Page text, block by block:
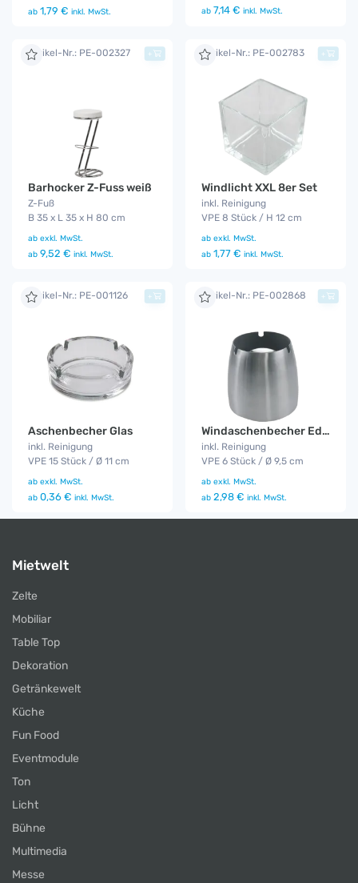
ab 1,79 € inkl. MwSt.
ab 7,14 € inkl. MwSt.
Artikel-Nr.: PE-002327
Barhocker Z-Fuss weiß
Z-Fuß
B 35 x L 35 x H 80 cm
ab exkl. MwSt.
ab 9,52 € inkl. MwSt.
+ Artikel-Nr.: PE-002783
Windlicht XXL 8er Set
inkl. Reinigung
VPE 8 Stück / H 12 cm
ab exkl. MwSt.
ab 1,77 € inkl. MwSt.
+
Artikel-Nr.: PE-001126
Aschenbecher Glas
inkl. Reinigung
VPE 15 Stück / Ø 11 cm
ab exkl. MwSt.
ab 0,36 € inkl. MwSt.
+ Artikel-Nr.: PE-002868
Windaschenbecher Edelstahl
inkl. Reinigung
VPE 6 Stück / Ø 9,5 cm
ab exkl. MwSt.
ab 2,98 € inkl. MwSt.
+
Mietwelt
Zelte
Mobiliar
Table Top
Dekoration
Getränkewelt
Küche
Fun Food
Eventmodule
Ton
Licht
Bühne
Multimedia
Messe